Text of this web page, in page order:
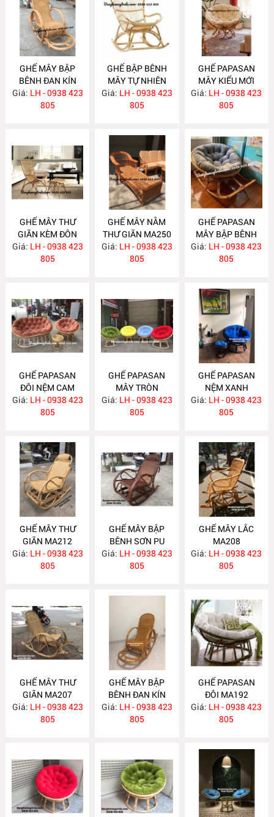
GHẾ MÂY BẬP
BÊNH ĐAN KÍN
MA260
Giá: LH - 0938 423
805
GHẾ BẬP BÊNH
MÂY TỰ NHIÊN
MA259
Giá: LH - 0938 423
805
GHẾ PAPASAN
MÂY KIỂU MỚI
MA258
Giá: LH - 0938 423
805
GHẾ MÂY THƯ
GIÃN KÈM ĐÔN
GÁC CHÂN MA257
Giá: LH - 0938 423
805
GHẾ MÂY NẰM
THƯ GIÃN MA250
Giá: LH - 0938 423
805
GHẾ PAPASAN
MÂY BẬP BÊNH
MA249
Giá: LH - 0938 423
805
GHẾ PAPASAN
ĐÔI NỆM CAM
ĐẤT MA246
Giá: LH - 0938 423
805
GHẾ PAPASAN
MÂY TRÒN
MA230
Giá: LH - 0938 423
805
GHẾ PAPASAN
NỆM XANH
COBAN MA222
Giá: LH - 0938 423
805
GHẾ MÂY THƯ
GIÃN MA212
Giá: LH - 0938 423
805
GHẾ MÂY BẬP
BÊNH SƠN PU
NÂU MA209
Giá: LH - 0938 423
805
GHẾ MÂY LẮC
MA208
Giá: LH - 0938 423
805
GHẾ MÂY THƯ
GIÃN MA207
Giá: LH - 0938 423
805
GHẾ MÂY BẬP
BÊNH ĐAN KÍN
MA206
Giá: LH - 0938 423
805
GHẾ PAPASAN
ĐÔI MA192
Giá: LH - 0938 423
805